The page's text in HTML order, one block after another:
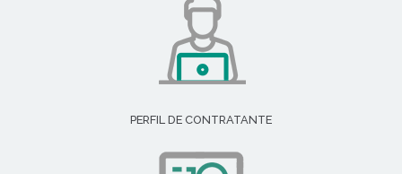
PERFIL DE CONTRATANTE